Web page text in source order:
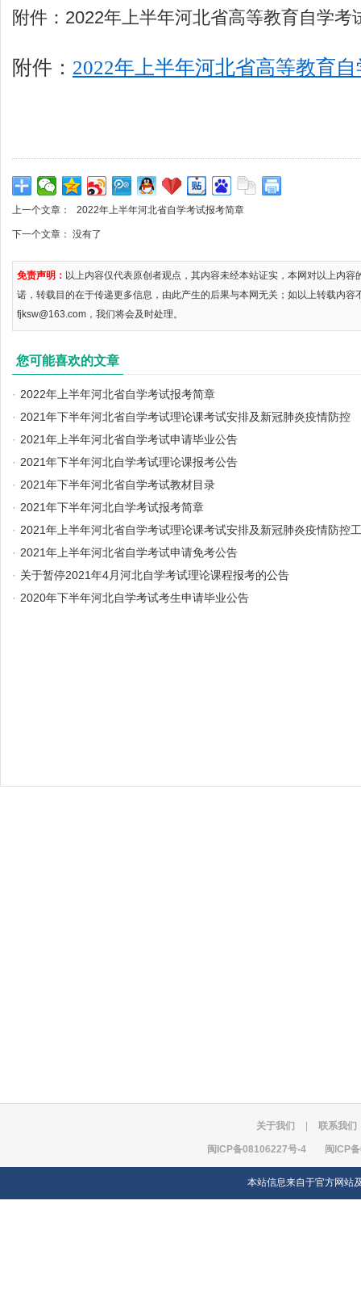
附件：2022年上半年河北省高等教育自学考
附件： 2022年上半年河北省高等教育
上一个文章： 2022年上半年河北省自学考试报考简章
下一个文章： 没有了
免责声明： 以上内容仅代表原创者观点，其内容未经本站证实，本网对以上内
诺，转载目的在于传递更多信息，由此产生的后果与本网无关；如以上转载内容
fjksw@163.com，我们将会及时处理。
您可能喜欢的文章
· 2022年上半年河北省自学考试报考简章
· 2021年下半年河北省自学考试理论课考试安排及新冠肺炎疫情防控
· 2021年上半年河北省自学考试申请毕业公告
· 2021年下半年河北自学考试理论课报考公告
· 2021年下半年河北省自学考试教材目录
· 2021年下半年河北自学考试报考简章
· 2021年上半年河北省自学考试理论课考试安排及新冠肺炎疫情防控工
· 2021年上半年河北省自学考试申请免考公告
· 关于暂停2021年4月河北自学考试理论课程报考的公告
· 2020年下半年河北自学考试考生申请毕业公告
关于我们 联系我们
闽ICP备08106227号-4 闽ICP
本站信息来自于官方网站